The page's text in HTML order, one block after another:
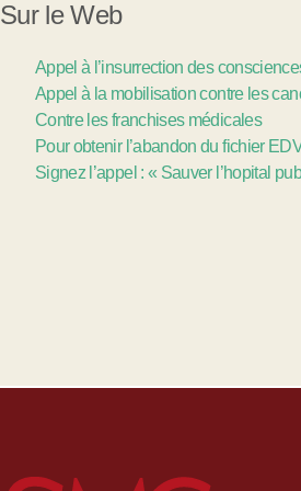
Sur le Web
Appel à l’insurrection des
Appel à la mobilisation contre les
Contre les franchises médicales
Pour obtenir l’abandon du fichier
Signez l’appel : « Sauver l’hopital